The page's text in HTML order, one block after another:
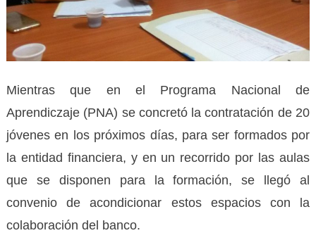
Mientras que en el Programa Nacional de
Aprendiczaje (PNA) se concretó la contratación de 20
jóvenes en los próximos días, para ser formados por
la entidad financiera, y en un recorrido por las aulas
que se disponen para la formación, se llegó al
convenio de acondicionar estos espacios con la
colaboración del banco.